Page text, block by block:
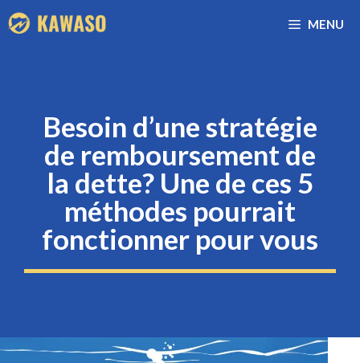
Aller
au
MENU
Besoin d’une stratégie
de remboursement de
la dette? Une de ces 5
méthodes pourrait
fonctionner pour vous